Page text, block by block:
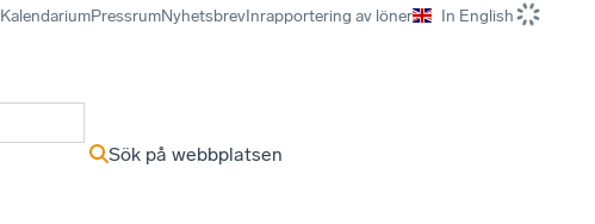
KalendariumPressrumNyhetsbrevInrapportering av löner In English
Sök på webbplatsen